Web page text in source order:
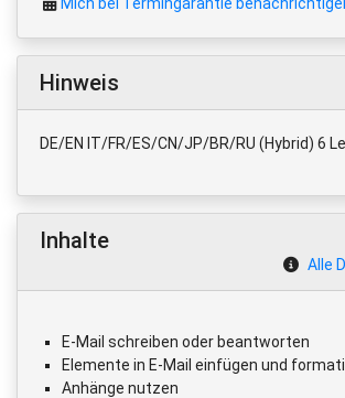
Hinweis
DE/EN IT/FR/ES/CN/JP/BR/RU (Hybrid) 6
Inhalte
Alle
E-Mail schreiben oder beantworten
Elemente in E-Mail einfügen und
Anhänge nutzen